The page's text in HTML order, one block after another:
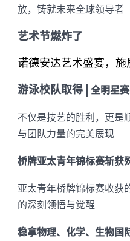
放，铸就未来全球领导者
艺术节燃炸了
诺德安达艺术盛宴，
游泳校队取得 |全明星
不仅是技艺的胜利，更是
与团队力量的完美展现
桥牌亚太青年锦标赛斩获
亚太青年桥牌锦标赛收获
的深刻领悟与觉醒
稳拿物理、化学、生物国